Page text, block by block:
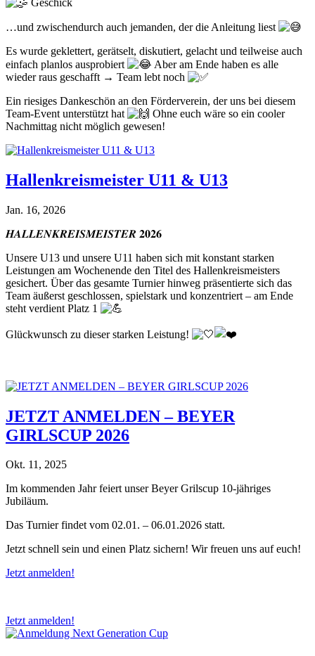
…und zwischendurch auch jemanden, der die Anleitung liest
Es wurde geklettert, gerätselt, diskutiert, gelacht und teilweise auch
einfach planlos ausprobiert
Aber am Ende haben es alle
wieder raus geschafft → Team lebt noch
Ein riesiges Dankeschön an den Förderverein, der uns bei diesem
Team-Event unterstützt hat
Ohne euch wäre so ein cooler
Nachmittag nicht möglich gewesen!
Hallenkreismeister U11 & U13
Jan. 16, 2026
𝑯𝑨𝑳𝑳𝑬𝑵𝑲𝑹𝑬𝑰𝑺𝑴𝑬𝑰𝑺𝑻𝑬𝑹 𝟐𝟎𝟐𝟔
Unsere U13 und unsere U11 haben sich mit konstant starken
Leistungen am Wochenende den Titel des Hallenkreismeisters
gesichert. Über das gesamte Turnier hinweg präsentierte sich das
Team äußerst geschlossen, spielstark und konzentriert – am Ende
steht verdient Platz 1
Glückwunsch zu dieser starken Leistung!
JETZT ANMELDEN – BEYER
GIRLSCUP 2026
Okt. 11, 2025
Im kommenden Jahr feiert unser Beyer Grilscup 10-jähriges
Jubiläum.
Das Turnier findet vom 02.01. – 06.01.2026 statt.
Jetzt schnell sein und einen Platz sichern! Wir freuen uns auf euch!
Jetzt anmelden!
Jetzt anmelden!